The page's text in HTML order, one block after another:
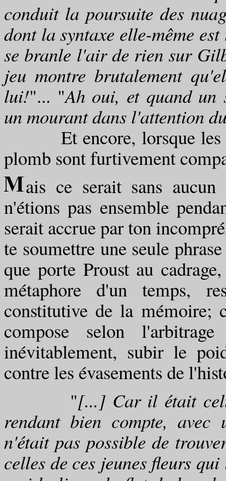
conduit la poursuite des
dont la syntaxe elle-même
se branle l'air de rien sur
jeu montre brutalement
lui!"... "Ah oui, et quand un
un mourant dans l'attention
Et encore, lorsque les
plomb sont furtivement
ais ce serait sans aucun
n'étions pas ensemble
serait accrue par ton
te soumettre une seule
que porte Proust au
métaphore d'un temps,
constitutive de la mémoire;
compose selon
inévitablement, subir le
contre les évasements de
"[...] Car il était
rendant bien compte, avec
n'était pas possible de
celles de ces jeunes fleurs